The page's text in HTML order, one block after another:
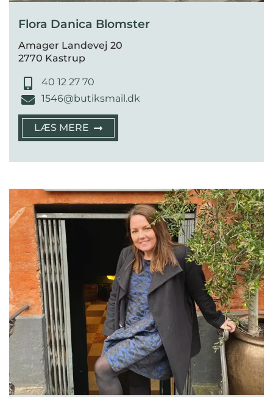
Flora Danica Blomster
Amager Landevej 20
2770 Kastrup
40 12 27 70
1546@butiksmail.dk
LÆS MERE